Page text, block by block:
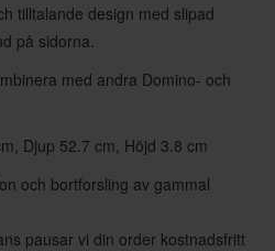
tilltalande design med slipad
på sidorna.
med andra Domino- och
Djup 52.7 cm, Höjd 3.8 cm
och bortforsling av gammal
pausar vi din order kostnadsfritt